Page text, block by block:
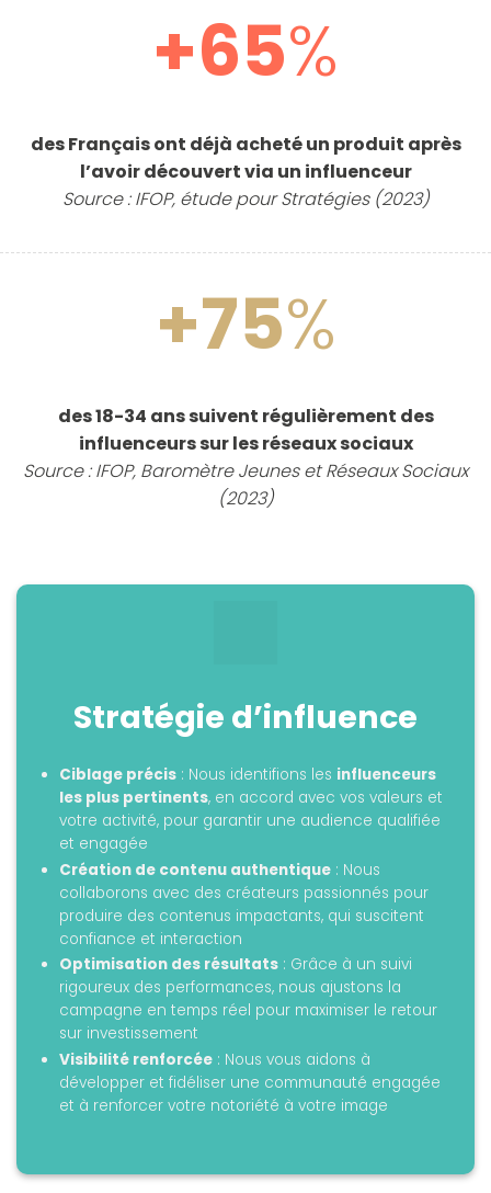
+65%
des Français ont déjà acheté un produit après
l’avoir découvert via un influenceur
Source : IFOP, étude pour Stratégies (2023)
+75%
des 18-34 ans suivent régulièrement des
influenceurs sur les réseaux sociaux
Source : IFOP, Baromètre Jeunes et Réseaux Sociaux
(2023)
Stratégie d’influence
Ciblage précis: Nous identifions les influenceurs
les plus pertinents, en accord avec vos valeurs et
votre activité, pour garantir une audience qualifiée
et engagée
Création de contenu authentique: Nous
collaborons avec des créateurs passionnés pour
produire des contenus impactants, qui suscitent
confiance et interaction
Optimisation des résultats: Grâce à un suivi
rigoureux des performances, nous ajustons la
campagne en temps réel pour maximiser le retour
sur investissement
Visibilité renforcée: Nous vous aidons à
développer et fidéliser une communauté engagée
et à renforcer votre notoriété à votre image